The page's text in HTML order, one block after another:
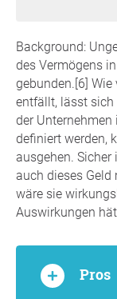
Background:
des Vermögens
gebunden.[6]
entfällt, lässt sich
der Unternehmen
definiert werden,
ausgehen. Sicher
auch dieses Geld
wäre sie
Auswirkungen
Pros